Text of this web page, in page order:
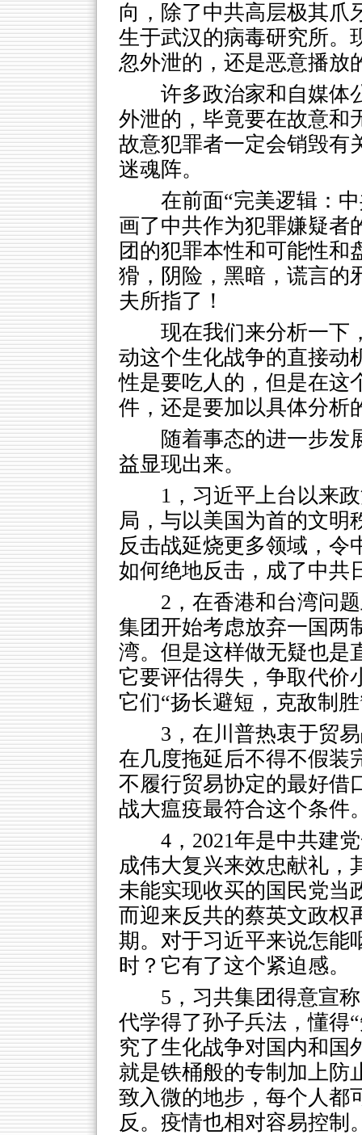
向，除了中共高层极其爪
生于武汉的病毒研究所。
忽外泄的，还是恶意播放
许多政治家和自媒体
外泄的，毕竟要在故意和
故意犯罪者一定会销毁有
迷魂阵。
在前面“完美逻辑：
画了中共作为犯罪嫌疑者
团的犯罪本性和可能性和
猾，阴险，黑暗，谎言的
夫所指了！
现在我们来分析一下
动这个生化战争的直接动
性是要吃人的，但是在这
件，还是要加以具体分析
随着事态的进一步发
益显现出来。
1，习近平上台以来
局，与以美国为首的文明
反击战延烧更多领域，令
如何绝地反击，成了中共
2，在香港和台湾问
集团开始考虑放弃一国两
湾。但是这样做无疑也是
它要评估得失，争取代价
它们“扬长避短，克敌制
3，在川普热衷于贸
在几度拖延后不得不假装
不履行贸易协定的最好借
战大瘟疫最符合这个条件
4，2021年是中共建
成伟大复兴来效忠献礼，
未能实现收买的国民党当
而迎来反共的蔡英文政权
期。对于习近平来说怎能
时？它有了这个紧迫感。
5，习共集团得意宣
代学得了孙子兵法，懂得
究了生化战争对国内和国
就是铁桶般的专制加上防
致入微的地步，每个人都
反。疫情也相对容易控制